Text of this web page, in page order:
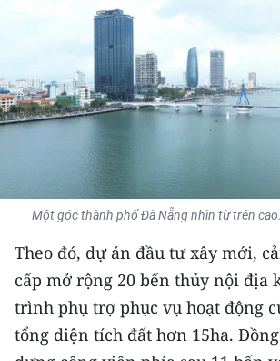
KHOA HỌC - CÔNG NGHỆ
MÔI TRƯỜNG
KIỂM CHỨNG THÔNG TIN
TRI THỨC CHUYÊN SÂU
54 DÂN TỘC VIỆT NAM
CHƯƠNG TRÌNH OCOP - MỖI XÃ
MỘT SẢN PHẨM
Một góc thành phố Đà Nẵng nhìn từ trên
Theo đó, dự án đầu tư xây mới,
cấp mở rộng 20 bến thủy nội địa
trình phụ trợ phục vụ hoạt động
tổng diện tích đất hơn 15ha.